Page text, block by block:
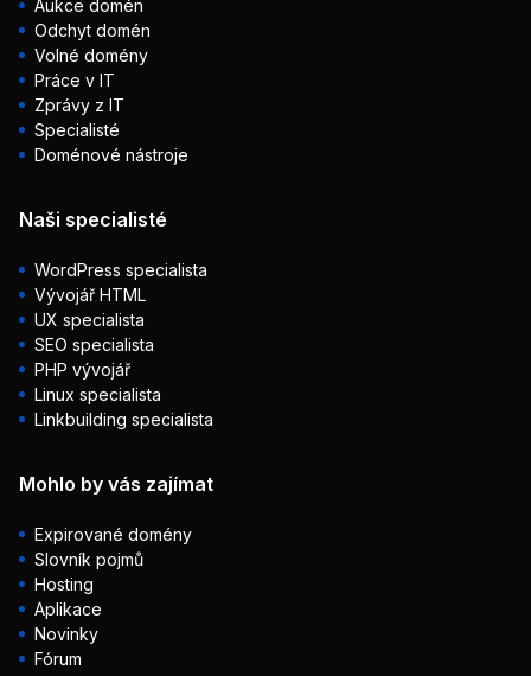
Aukce domén
Odchyt domén
Volné domény
Práce v IT
Zprávy z IT
Specialisté
Doménové nástroje
Naši specialisté
WordPress specialista
Vývojář HTML
UX specialista
SEO specialista
PHP vývojář
Linux specialista
Linkbuilding specialista
Mohlo by vás zajímat
Expirované domény
Slovník pojmů
Hosting
Aplikace
Novinky
Fórum